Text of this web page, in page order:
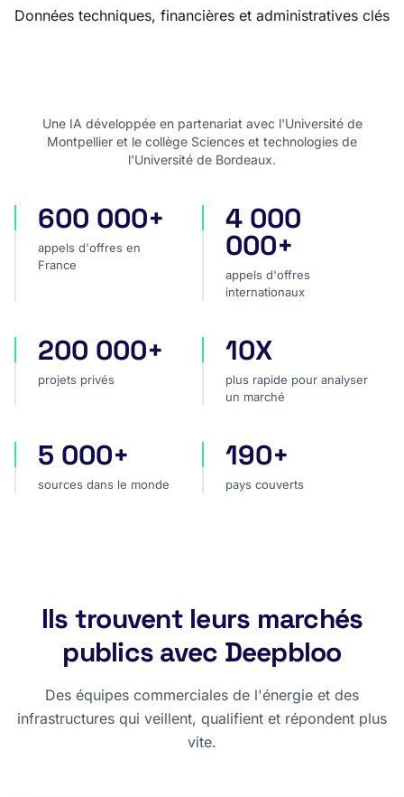
Données techniques, financières et administratives clés
Une IA développée en partenariat avec l'Université de
Montpellier et le collège Sciences et technologies de
l'Université de Bordeaux.
appels d'offres en France
600 000+
appels d'offres en
France
appels d'offres
4 000
000+
appels d'offres
internationaux
projets privés
200 000+
projets privés
plus rapide pour analyser
10X
plus rapide pour analyser
un marché
sources dans le monde
5 000+
sources dans le monde
pays couverts
190+
pays couverts
Ils trouvent leurs marchés
publics avec Deepbloo
Des équipes commerciales de l'énergie et des
infrastructures qui veillent, qualifient et répondent plus
vite.